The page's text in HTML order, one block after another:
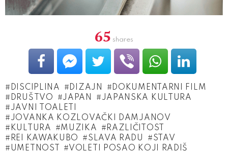
65 shares
DISCIPLINA DIZAJN
DOKUMENTARNI FILM
DRUŠTVO
JAPAN
JAPANSKA KULTURA
JAVNI TOALETI
JOVANKA KOZLOVAČKI DAMJANOV
KULTURA
MUZIKA
RAZLIČITOST
REI KAWAKUBO
SLAVA RADU
STAV
UMETNOST
VOLETI POSAO KOJI RADIŠ